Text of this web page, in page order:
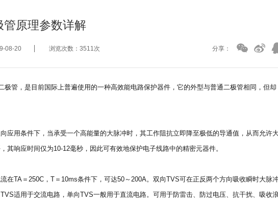
原理参数详解
08-20 浏览次数：3511次 分享：
极管，是目前国际上普遍使用的一种高效能电路保护器件，它的外型与普通二极管相同，但却
应用条件下，当承受一个高能量的大脉冲时，其工作阻抗立即降至极低的导通值，从而允许
其响应时间仅为10-12毫秒，因此可有效地保护电子线路中的精密元器件。
在TA＝250C，T＝10ms条件下，可达50～200A。双向TVS可在正反两个方向吸收瞬时大脉
适用于交流电路，单向TVS一般用于直流电路。可用于防雷击、防过电压、抗干扰、吸收